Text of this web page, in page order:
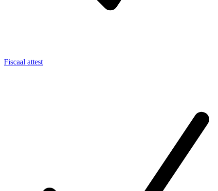
Fiscaal attest